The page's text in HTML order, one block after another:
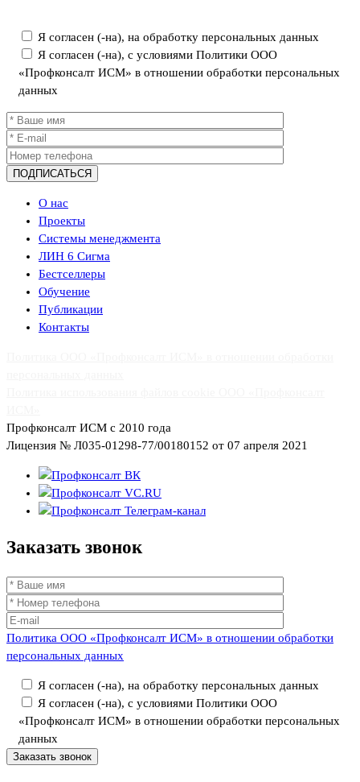
Я согласен (-на), на обработку персональных данных
Я согласен (-на), с условиями Политики ООО
«Профконсалт ИСМ» в отношении обработки персональных
данных
О нас
Проекты
Системы менеджмента
ЛИН 6 Сигма
Бестселлеры
Обучение
Публикации
Контакты
Профконсалт ИСМ с 2010 года
Лицензия № Л035-01298-77/00180152 от 07 апреля 2021
Заказать звонок
Политика ООО «Профконсалт ИСМ» в отношении обработки
персональных данных
Я согласен (-на), на обработку персональных данных
Я согласен (-на), с условиями Политики ООО
«Профконсалт ИСМ» в отношении обработки персональных
данных